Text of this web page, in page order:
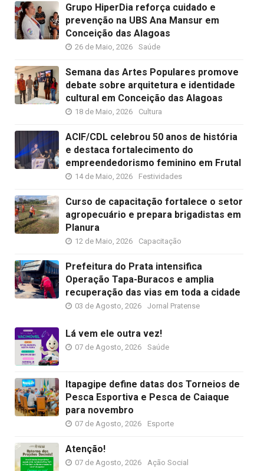
Grupo HiperDia reforça cuidado e
prevenção na UBS Ana Mansur em
Conceição das Alagoas
26 de Maio, 2026 Saúde
Semana das Artes Populares promove
debate sobre arquitetura e identidade
cultural em Conceição das Alagoas
18 de Maio, 2026 Cultura
ACIF/CDL celebrou 50 anos de história
e destaca fortalecimento do
empreendedorismo feminino em Frutal
14 de Maio, 2026 Festividades
Curso de capacitação fortalece o setor
agropecuário e prepara brigadistas em
Planura
12 de Maio, 2026 Capacitação
Prefeitura do Prata intensifica
Operação Tapa-Buracos e amplia
recuperação das vias em toda a cidade
03 de Agosto, 2026 Jornal Pratense
Lá vem ele outra vez!
07 de Agosto, 2026 Saúde
Itapagipe define datas dos Torneios de
Pesca Esportiva e Pesca de Caiaque
para novembro
07 de Agosto, 2026 Esporte
Atenção!
07 de Agosto, 2026 Ação Social